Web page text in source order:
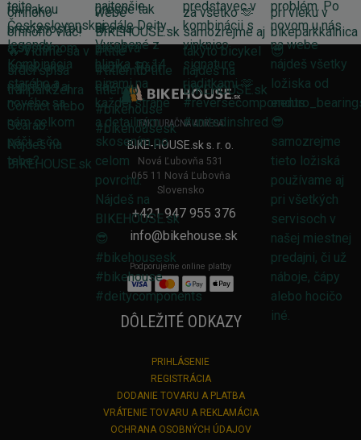
FAKTURAČNÁ ADRESA
BIKE-HOUSE.sk s. r. o.
Nová Ľubovňa 531
065 11 Nová Ľubovňa
Slovensko
+421 947 955 376
info@bikehouse.sk
Podporujeme online platby
DÔLEŽITÉ ODKAZY
PRIHLÁSENIE
REGISTRÁCIA
DODANIE TOVARU A PLATBA
VRÁTENIE TOVARU A REKLAMÁCIA
OCHRANA OSOBNÝCH ÚDAJOV